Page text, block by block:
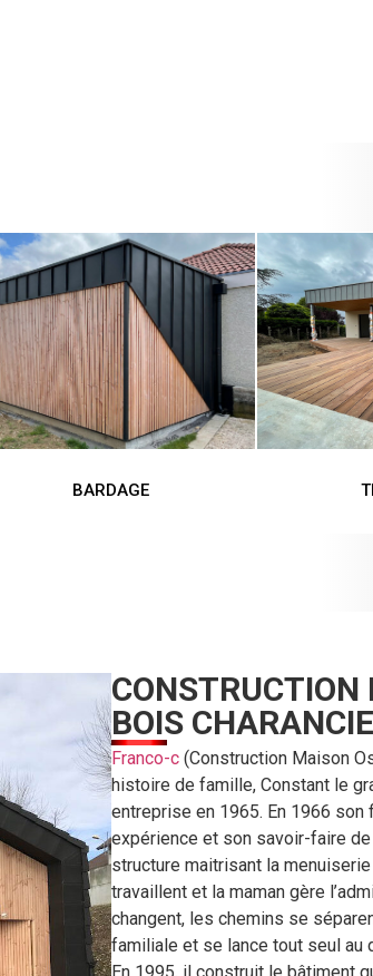
BARDAGE
CONSTRUCTION
BOIS
Franco-c (Construction Maison
histoire de famille, Constant le
entreprise en 1965. En 1966
expérience et son savoir-faire
structure maitrisant la
travaillent et la maman gère
changent, les chemins se
familiale et se lance tout seul au